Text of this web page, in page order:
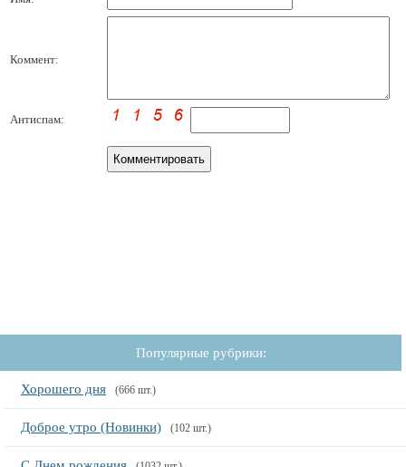
Коммент:
Антиспам:
Популярные рубрики:
Хорошего дня (666 шт.)
Доброе утро (Новинки) (102 шт.)